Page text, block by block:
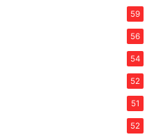
59
56
54
52
51
52